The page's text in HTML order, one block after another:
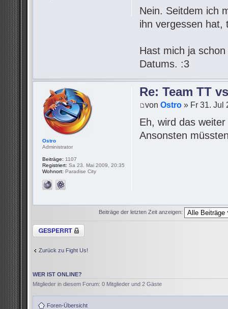
Nein. Seitdem ich
ihn vergessen
Hast mich ja
Datums. :3
Re: Team TT
vonOstro » Fr 31. Jul
Eh, wird das
Ansonsten
Ostro
Administrator
Beiträge: 1107
Registriert: Sa 23. Mai 2009, 20:35
Wohnort: Paradise City
Beiträge der letzten Zeit anzeigen:
Thema gesperrt
Zurück zu Fight Us!
WER IST ONLINE?
Mitglieder in diesem Forum: 0 Mitglieder und 2 Gäste
Foren-Übersicht